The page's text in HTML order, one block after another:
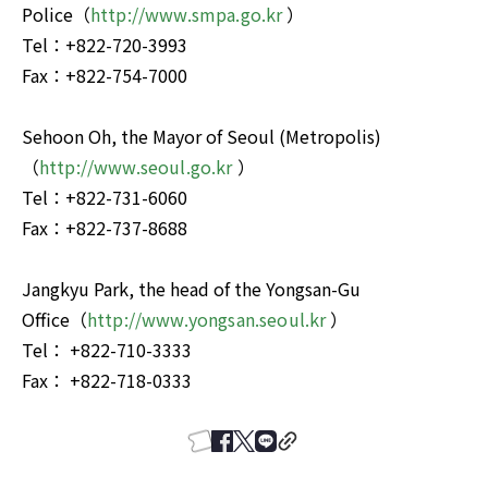
Police（http://www.smpa.go.kr ）
Tel：+822-720-3993
Fax：+822-754-7000
Sehoon Oh, the Mayor of Seoul (Metropolis)
（http://www.seoul.go.kr ）
Tel：+822-731-6060
Fax：+822-737-8688
Jangkyu Park, the head of the Yongsan-Gu
Office（http://www.yongsan.seoul.kr ）
Tel： +822-710-3333
Fax： +822-718-0333